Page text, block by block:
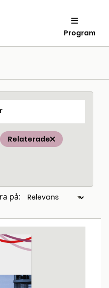
Program
Relaterade
på: